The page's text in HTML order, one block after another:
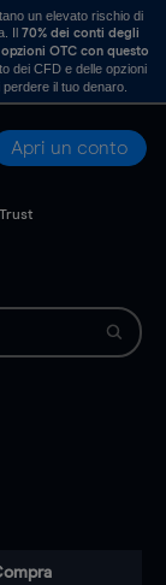
un elevato rischio di
Il70% dei conti degli
OTC con questo
dei CFD e delle opzioni
il tuo denaro.
Apri un conto